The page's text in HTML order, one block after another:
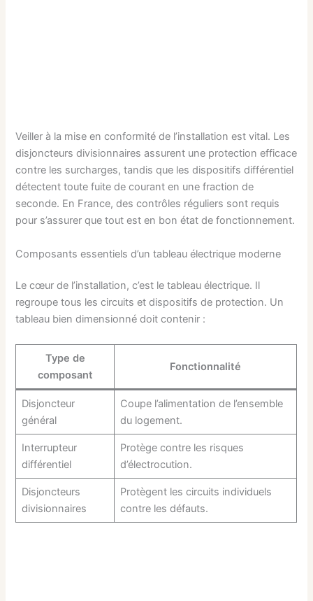
Veiller à la mise en conformité de l’installation est vital. Les
disjoncteurs divisionnaires assurent une protection efficace
contre les surcharges, tandis que les dispositifs différentiel
détectent toute fuite de courant en une fraction de
seconde. En France, des contrôles réguliers sont requis
pour s’assurer que tout est en bon état de fonctionnement.
Composants essentiels d’un tableau électrique moderne
Le cœur de l’installation, c’est le tableau électrique. Il
regroupe tous les circuits et dispositifs de protection. Un
tableau bien dimensionné doit contenir :
Type de
composant
Fonctionnalité
Disjoncteur
général
Coupe l’alimentation de l’ensemble
du logement.
Interrupteur
différentiel
Protège contre les risques
d’électrocution.
Disjoncteurs
divisionnaires
Protègent les circuits individuels
contre les défauts.